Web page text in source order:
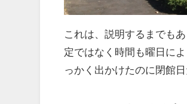
これは、説明するまでも
定ではなく時間も曜日に
っかく出かけたのに閉館